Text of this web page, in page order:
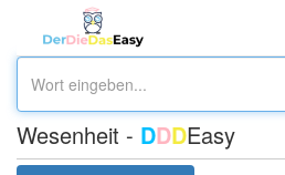
Wesenheit - DDDEasy